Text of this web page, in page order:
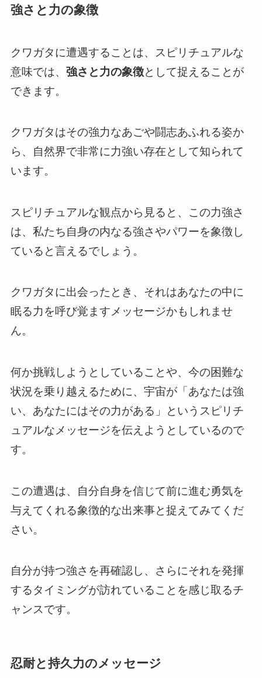
強さと力の象徴
クワガタに遭遇することは、スピリチュアルな
意味では、 強さと力の象徴として捉えることが
できます。
クワガタはその強力なあごや闘志あふれる姿か
ら、自然界で非常に力強い存在として知られて
います。
スピリチュアルな観点から見ると、この力強さ
は、私たち自身の内なる強さやパワーを象徴し
ていると言えるでしょう。
クワガタに出会ったとき、それはあなたの中に
眠る力を呼び覚ますメッセージかもしれませ
ん。
何か挑戦しようとしていることや、今の困難な
状況を乗り越えるために、宇宙が「あなたは強
い、あなたにはその力がある」というスピリチ
ュアルなメッセージを伝えようとしているので
す。
この遭遇は、自分自身を信じて前に進む勇気を
与えてくれる象徴的な出来事と捉えてみてくだ
さい。
自分が持つ強さを再確認し、さらにそれを発揮
するタイミングが訪れていることを感じ取るチ
ャンスです。
忍耐と持久力のメッセージ